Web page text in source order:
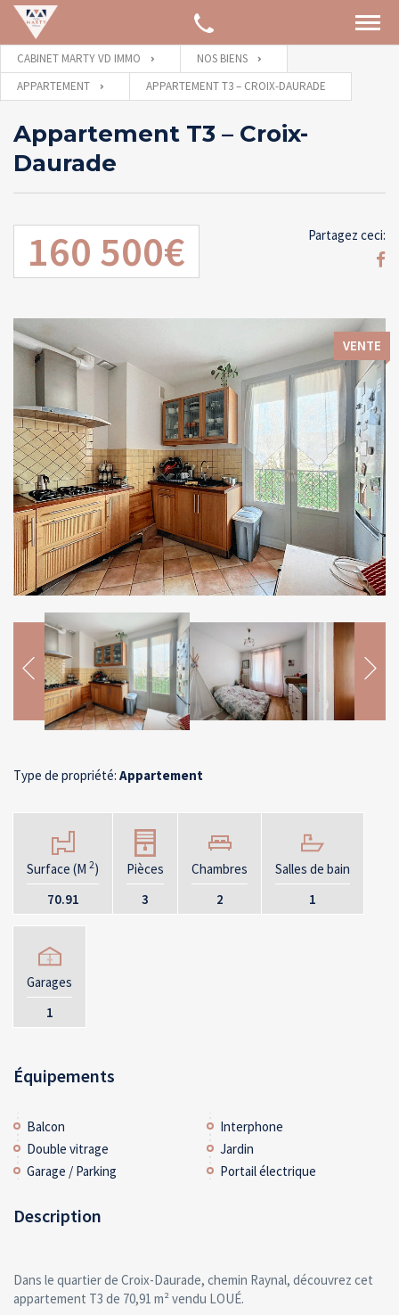
CABINET MARTY VD IMMO
NOS BIENS
APPARTEMENT
APPARTEMENT T3 – CROIX-DAURADE
Appartement T3 – Croix-
Daurade
160 500€ Partagez ceci:
VENTE
Type de propriété: Appartement
Surface (M 2)
70.91
Pièces
3
Chambres
2
Salles de bain
1
Garages
1
Équipements
Balcon
Double vitrage
Garage / Parking
Interphone
Jardin
Portail électrique
Description
Dans le quartier de Croix-Daurade, chemin Raynal, découvrez cet
appartement T3 de 70,91 m² vendu LOUÉ.